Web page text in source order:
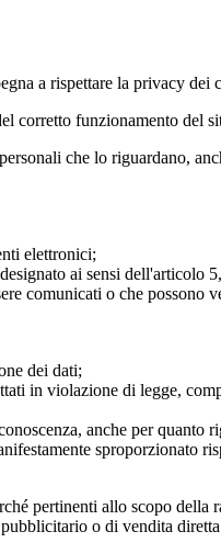
a rispettare la privacy dei
funzionamento del
che lo riguardano,
elettronici;
ai sensi dell'articolo
comunicati o che
dei dati;
in violazione di legge,
anche per
sproporzionato
pertinenti allo scopo della
o di vendita